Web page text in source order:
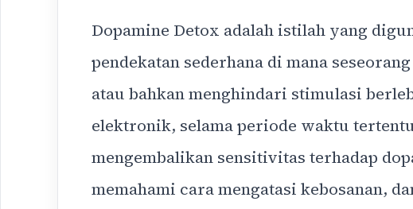
Dopamine Detox adalah istilah yang
pendekatan sederhana di mana
atau bahkan menghindari stimulasi
elektronik, selama periode waktu
mengembalikan sensitivitas terhadap
memahami cara mengatasi kebosanan,